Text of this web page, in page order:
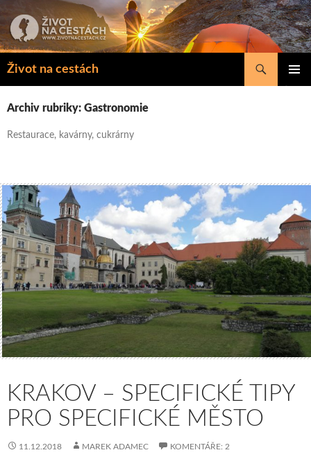
k
obsahu
Život na cestách
Hledat
Archiv rubriky: Gastronomie
Restaurace, kavárny, cukrárny
KRAKOV – SPECIFICKÉ TIPY
PRO SPECIFICKÉ MĚSTO
11.12.2018 MAREK ADAMEC KOMENTÁŘE: 2